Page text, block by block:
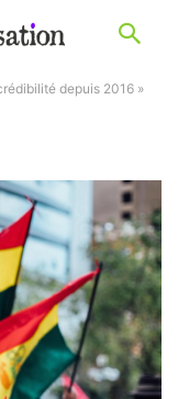
depuis 2016 »